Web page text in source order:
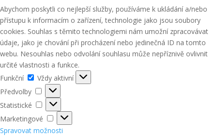
Abychom poskytli co nejlepší služby, používáme k ukládání a/nebo
přístupu k informacím o zařízení, technologie jako jsou soubory
cookies. Souhlas s těmito technologiemi nám umožní zpracovávat
údaje, jako je chování při procházení nebo jedinečná ID na tomto
webu. Nesouhlas nebo odvolání souhlasu může nepříznivě ovlivnit
určité vlastnosti a funkce.
Funkční
Funkční
Vždy aktivní
Předvolby
Předvolby
Statistické
Statistické
Marketingové
Marketingové
Spravovat možnosti